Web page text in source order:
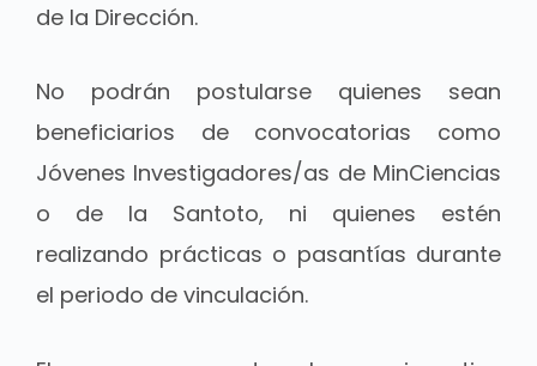
de la Dirección.
No podrán postularse quienes sean
beneficiarios de convocatorias como
Jóvenes Investigadores/as de MinCiencias
o de la Santoto, ni quienes estén
realizando prácticas o pasantías durante
el periodo de vinculación.